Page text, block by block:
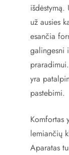
išdėstymą.
už ausies
esančia
galingesni
yra
pastebimi.
Komfortas
lemiančių
Aparatas